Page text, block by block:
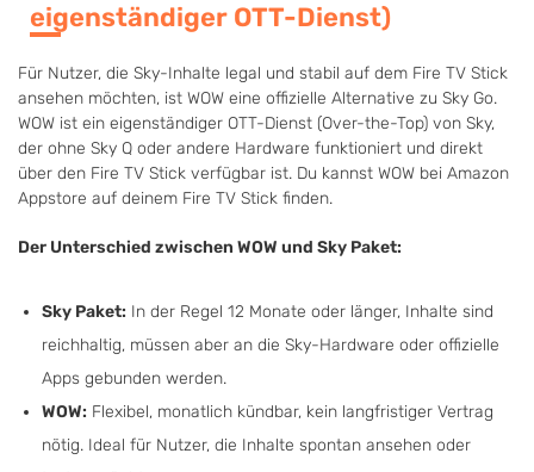
eigenständiger OTT-Dienst)
Für Nutzer, die Sky-Inhalte legal und stabil auf dem Fire TV Stick
ansehen möchten, ist WOW eine offizielle Alternative zu Sky Go.
WOW ist ein eigenständiger OTT-Dienst (Over-the-Top) von Sky,
der ohne Sky Q oder andere Hardware funktioniert und direkt
über den Fire TV Stick verfügbar ist. Du kannst WOW bei Amazon
Appstore auf deinem Fire TV Stick finden.
Der Unterschied zwischen WOW und Sky Paket:
Sky Paket: In der Regel 12 Monate oder länger, Inhalte sind
reichhaltig, müssen aber an die Sky-Hardware oder offizielle
Apps gebunden werden.
WOW: Flexibel, monatlich kündbar, kein langfristiger Vertrag
nötig. Ideal für Nutzer, die Inhalte spontan ansehen oder